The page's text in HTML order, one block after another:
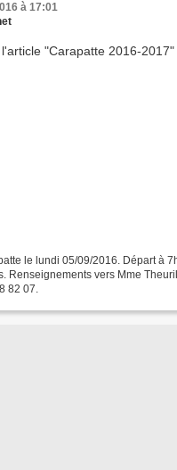
à 17:01
le lundi 05/09/2016. Départ à
Renseignements vers Mme
82 07.